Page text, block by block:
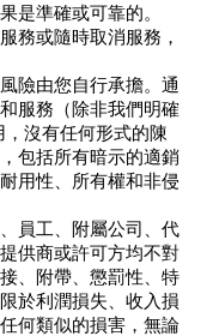
是準確或可靠的。
務或隨時取消服務，
險由您自行承擔。通
服務（除非我們明確
，沒有任何形式的陳
包括所有暗示的適銷
用性、所有權和非侵
員工、附屬公司、代
供商或許可方均不對
、附帶、懲罰性、特
於利潤損失、收入損
何類似的損害，無論